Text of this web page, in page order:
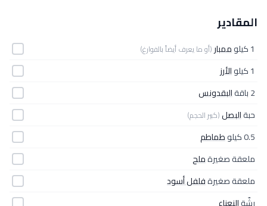
المقادير
1 كيلو ممبار (أو ما يعرف أيضاً بالفوارغ)
1 كيلو
الأرز
2 باقة
البقدونس
حبةالبصل(كبير الحجم)
0.5 كيلو
طماطم
ملعقة صغيرةملح
ملعقة صغيرةفلفل أسود
رشّةالنعناع